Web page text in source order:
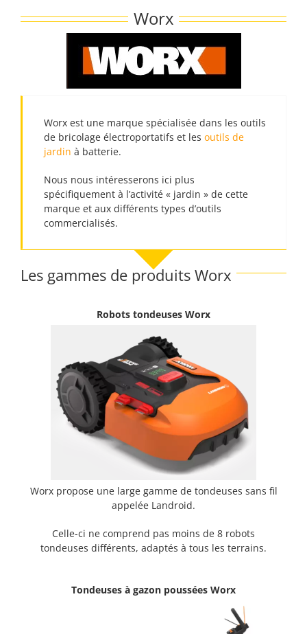
Worx
Worx est une marque spécialisée dans les outils
de bricolage électroportatifs et les outils de
jardin à batterie.
Nous nous intéresserons ici plus
spécifiquement à l’activité « jardin » de cette
marque et aux différents types d’outils
commercialisés.
Les gammes de produits Worx
Robots tondeuses Worx
Worx propose une large gamme de tondeuses sans fil
appelée Landroid.
Celle-ci ne comprend pas moins de 8 robots
tondeuses différents, adaptés à tous les terrains.
Tondeuses à gazon poussées Worx